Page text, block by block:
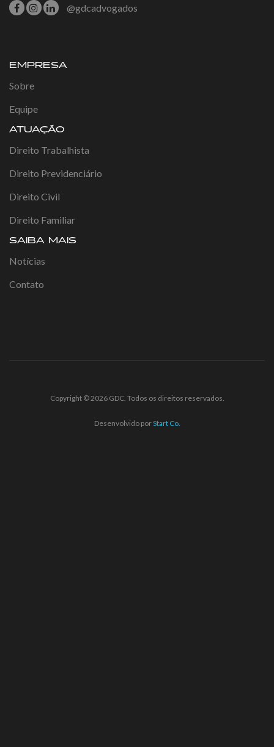
@gdcadvogados
EMPRESA
Sobre
Equipe
ATUAÇÃO
Direito Trabalhista
Direito Previdenciário
Direito Civil
Direito Familiar
SAIBA MAIS
Notícias
Contato
Copyright © 2026 GDC. Todos os direitos reservados.
Desenvolvido porStart Co.